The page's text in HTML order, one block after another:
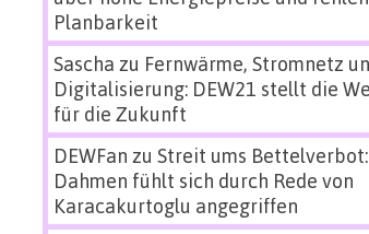
Planbarkeit
Sascha zu Fernwärme, Stromnetz
Digitalisierung: DEW21 stellt die
für die Zukunft
DEWFan zu Streit ums Bettelverbot:
Dahmen fühlt sich durch Rede von
Karacakurtoglu angegriffen